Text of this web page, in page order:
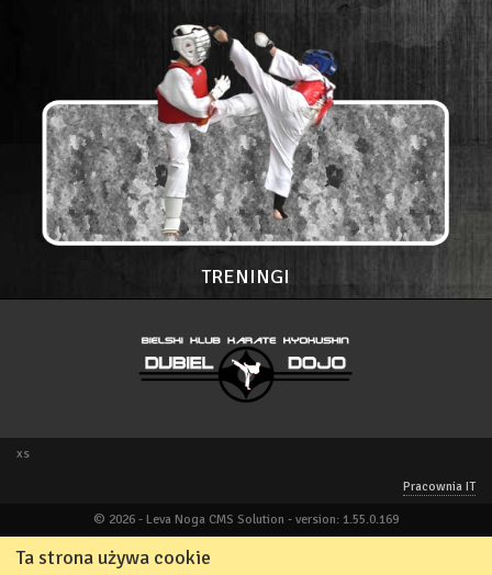
TRENINGI
xs
Pracownia IT
© 2026 - Leva Noga CMS Solution - version: 1.55.0.169
Ta strona używa cookie